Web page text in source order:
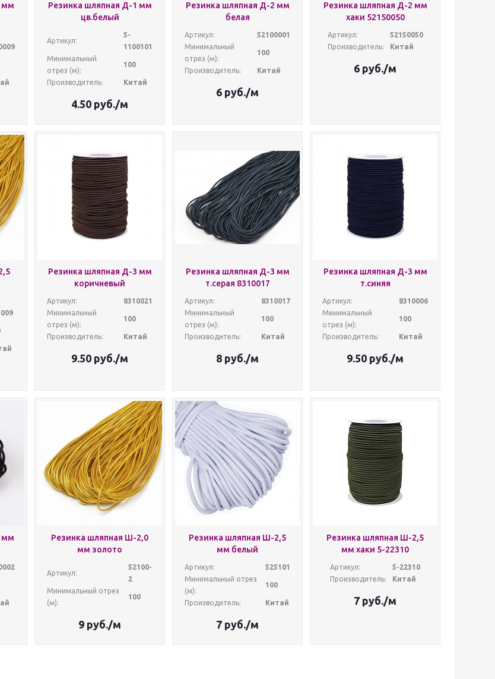
мм
Резинка шляпная Д-1 мм
цв.белый
Артикул:
5-
1100101
Минимальный
отрез (м):
100
Производитель: Китай
4.50 руб./м
Резинка шляпная Д-2 мм
белая
Артикул:
52100001
Минимальный
отрез (м):
100
Производитель: Китай
6 руб./м
Резинка шляпная Д-2 мм
хаки 52150050
Артикул:
52150050
Производитель:
Китай
6 руб./м
Резинка шляпная Д-3 мм
коричневый
Артикул:
8310021
Минимальный
отрез (м):
100
Производитель: Китай
9.50 руб./м
Резинка шляпная Д-3 мм
т.серая 8310017
Артикул:
8310017
Минимальный
отрез (м):
100
Производитель: Китай
8 руб./м
Резинка шляпная Д-3 мм
т.синяя
Артикул:
8310006
Минимальный
отрез (м):
100
Производитель: Китай
9.50 руб./м
мм
Резинка шляпная Ш-2,0
мм золото
Артикул:
52100-
2
Минимальный отрез
(м):
100
9 руб./м
Резинка шляпная Ш-2,5
мм белый
Артикул:
525101
Минимальный отрез
(м):
100
Производитель: Китай
7 руб./м
Резинка шляпная Ш-2,5
мм хаки 5-22310
Артикул:
5-22310
Производитель:
Китай
7 руб./м